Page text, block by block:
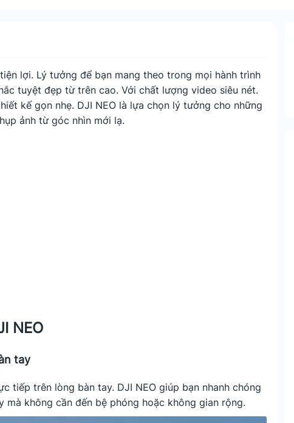
lợi. Lý tưởng để bạn mang theo trong mọi hành trình
tuyệt đẹp từ trên cao. Với chất lượng video siêu nét.
kế gọn nhẹ. DJI NEO là lựa chọn lý tưởng cho những
ảnh từ góc nhìn mới lạ.
NEO
tay
tiếp trên lòng bàn tay. DJI NEO giúp bạn nhanh chóng
mà không cần đến bệ phóng hoặc không gian rộng.